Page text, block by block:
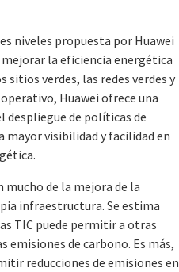
niveles propuesta por Huawei
la eficiencia energética
sitios verdes, las redes verdes y
Huawei ofrece una
despliegue de políticas de
visibilidad y facilidad en
mucho de la mejora de la
infraestructura. Se estima
TIC puede permitir a otras
emisiones de carbono. Es más,
reducciones de emisiones en